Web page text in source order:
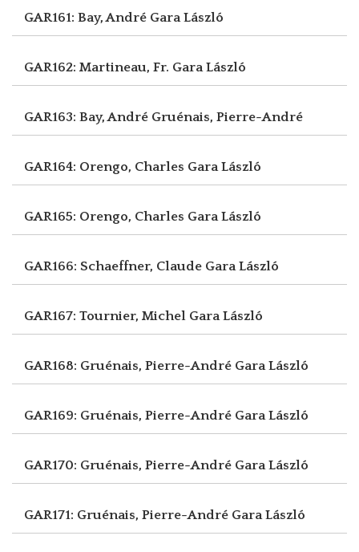
GAR161: Bay, André Gara László
GAR162: Martineau, Fr. Gara László
GAR163: Bay, André Gruénais, Pierre-André
GAR164: Orengo, Charles Gara László
GAR165: Orengo, Charles Gara László
GAR166: Schaeffner, Claude Gara László
GAR167: Tournier, Michel Gara László
GAR168: Gruénais, Pierre-André Gara László
GAR169: Gruénais, Pierre-André Gara László
GAR170: Gruénais, Pierre-André Gara László
GAR171: Gruénais, Pierre-André Gara László